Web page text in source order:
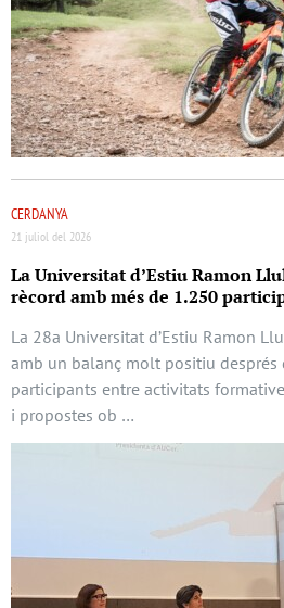
CERDANYA
21 juliol del 2026
La Universitat d’Estiu Ramon
rècord amb més de 1.250
La 28a Universitat d’Estiu Ramon
amb un balanç molt positiu després
participants entre activitats
i propostes ob …